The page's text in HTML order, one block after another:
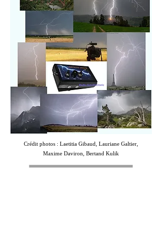
Crédit photos : Laetitia Gibaud, Lauriane Galtier,
Maxime Daviron, Bertand Kulik